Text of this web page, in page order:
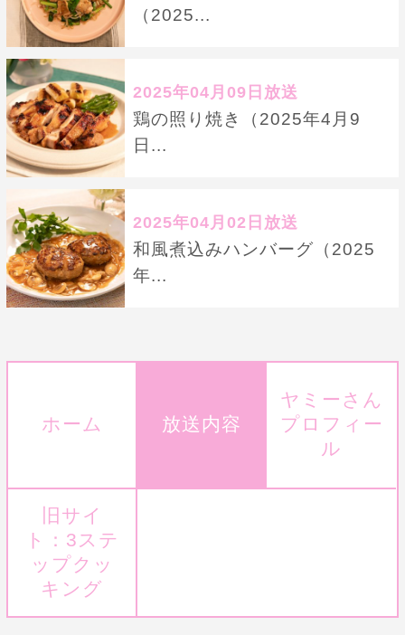
（2025...
2025年04月09日放送
鶏の照り焼き（2025年4月9
日...
2025年04月02日放送
和風煮込みハンバーグ（2025
年...
ホーム 放送内容
ヤミーさん
プロフィー
ル
旧サイ
ト：3ステ
ップクッ
キング